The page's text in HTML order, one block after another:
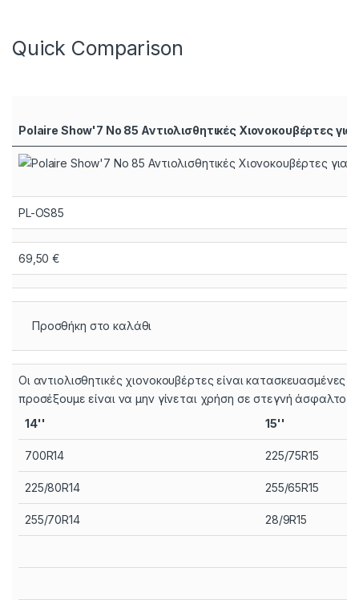
Quick Comparison
Polaire Show'7 No 85 Αντιολισθητικές Χιονοκουβέρτες
PL-OS85
69,50€
Προσθήκη στο καλάθι
Οι αντιολισθητικές χιονοκουβέρτες είναι
προσέξουμε είναι να μην γίνεται χρήση σε στεγνή
14''
15''
700R14 225/75R15
225/80R14 255/65R15
255/70R14 28/9R15